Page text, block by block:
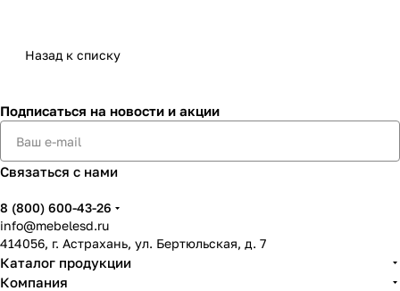
Назад к списку
Подписаться на новости и акции
Связаться с нами
8 (800) 600-43-26
info@mebelesd.ru
414056, г. Астрахань, ул. Бертюльская, д. 7
Каталог продукции
Компания